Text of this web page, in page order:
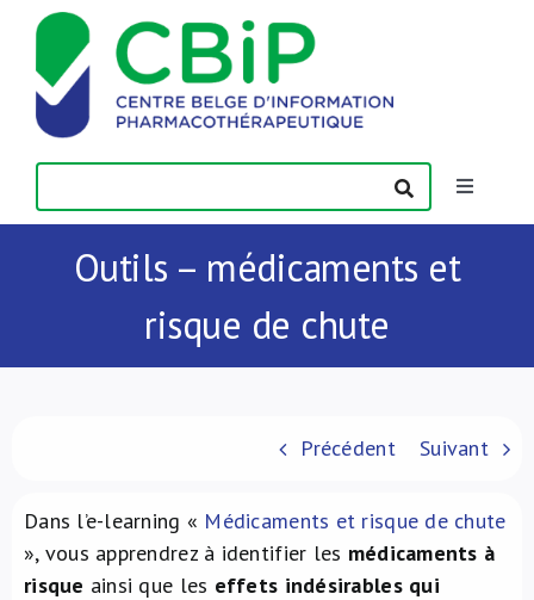
Passer
contenu
Toggle
Actualités
À propos de nous
Outils – médicaments et
risque de chute
Précédent Suivant
Dans l’e-learning « Médicaments et risque de chute
», vous apprendrez à identifier les médicaments à
risque ainsi que les effets indésirables qui